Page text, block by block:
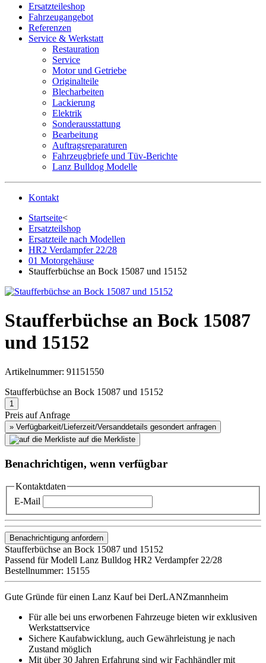
Ersatzteileshop
Fahrzeugangebot
Referenzen
Service & Werkstatt
Restauration
Service
Motor und Getriebe
Originalteile
Blecharbeiten
Lackierung
Elektrik
Sonderausstattung
Bearbeitung
Auftragsreparaturen
Fahrzeugbriefe und Tüv-Berichte
Lanz Bulldog Modelle
Kontakt
Startseite<
Ersatzteilshop
Ersatzteile nach Modellen
HR2 Verdampfer 22/28
01 Motorgehäuse
Staufferbüchse an Bock 15087 und 15152
Staufferbüchse an Bock 15087
und 15152
Artikelnummer: 91151550
Staufferbüchse an Bock 15087 und 15152
Preis auf Anfrage
» Verfügbarkeit/Lieferzeit/Versanddetails gesondert anfragen
auf die Merkliste
Benachrichtigen, wenn verfügbar
Kontaktdaten
E-Mail
Benachrichtigung anfordern
Staufferbüchse an Bock 15087 und 15152
Passend für Modell Lanz Bulldog HR2 Verdampfer 22/28
Bestellnummer: 15155
Gute Gründe für einen Lanz Kauf bei DerLANZmannheim
Für alle bei uns erworbenen Fahrzeuge bieten wir exklusiven
Werkstattservice
Sichere Kaufabwicklung, auch Gewährleistung je nach
Zustand möglich
Mit über 30 Jahren Erfahrung sind wir Fachhändler mit